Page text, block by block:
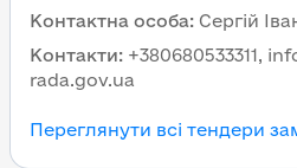
Контактна особа: Сергій
Контакти: +380680533311,
rada.gov.ua
Переглянути всі тендери